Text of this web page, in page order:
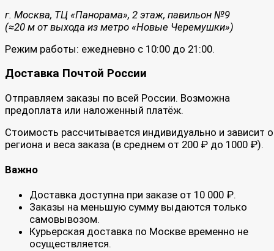
г. Москва, ТЦ «Панорама», 2 этаж, павильон №9
(≈20 м от выхода из метро «Новые Черемушки»)
Режим работы: ежедневно с 10:00 до 21:00.
Доставка Почтой России
Отправляем заказы по всей России. Возможна
предоплата или наложенный платёж.
Стоимость рассчитывается индивидуально и зависит
региона и веса заказа (в среднем от 200 ₽ до 1000 ₽).
Важно
Доставка доступна при заказе от 10 000 ₽.
Заказы на меньшую сумму выдаются только
самовывозом.
Курьерская доставка по Москве временно не
осуществляется.